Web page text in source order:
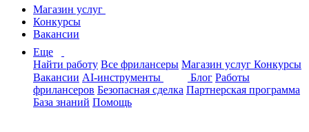
Магазин услуг
Конкурсы
Вакансии
Еще
Найти работу Все фрилансеры Магазин услуг Конкурсы
Вакансии AI-инструменты Блог Работы
фрилансеров Безопасная сделка Партнерская программа
База знаний Помощь